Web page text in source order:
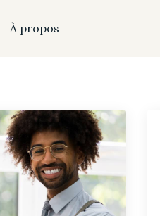
À propos